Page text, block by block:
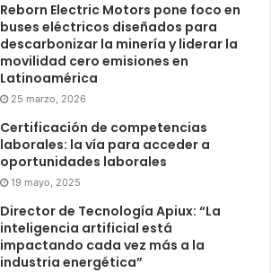
Reborn Electric Motors pone foco en
buses eléctricos diseñados para
descarbonizar la minería y liderar la
movilidad cero emisiones en
Latinoamérica
25 marzo, 2026
Certificación de competencias
laborales: la vía para acceder a
oportunidades laborales
19 mayo, 2025
Director de Tecnología Apiux: “La
inteligencia artificial está
impactando cada vez más a la
industria energética”